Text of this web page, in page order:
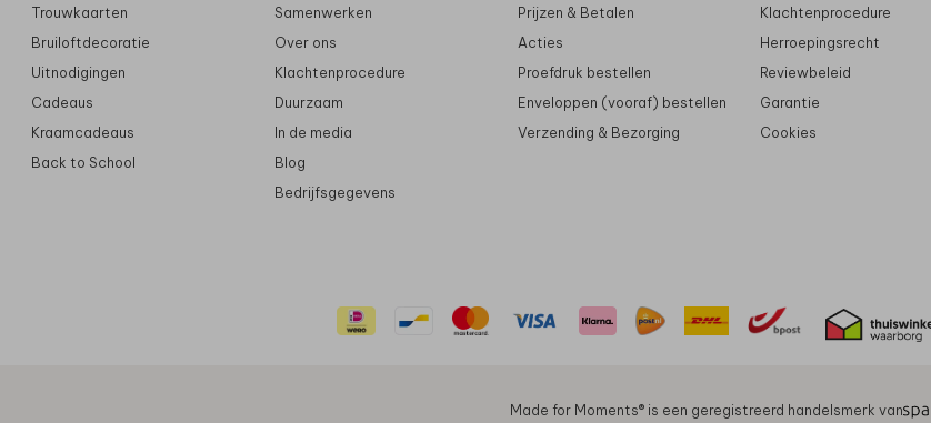
Trouwkaarten
Bruiloftdecoratie
Uitnodigingen
Cadeaus
Kraamcadeaus
Back to School
Samenwerken
Over ons
Klachtenprocedure
Duurzaam
In de media
Blog
Bedrijfsgegevens
Prijzen & Betalen
Acties
Proefdruk bestellen
Enveloppen (vooraf) bestellen
Verzending & Bezorging
Klachtenprocedure
Herroepingsrecht
Reviewbeleid
Garantie
Cookies
Made for Moments®️ is een geregistreerd handelsmerk van